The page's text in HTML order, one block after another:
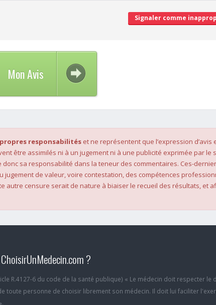
Signaler comme
Mon Avis
responsabilités et ne représentent que l’expression d’avis
être assimilés ni à un jugement ni à une publicité exprimée par le
donc sa responsabilité dans la teneur des commentaires. Ces-
de valeur, voire contestation, des compétences
autre censure serait de nature à biaiser le recueil des résultats, et
?
R.4127-6 du code de la santé publique) « Le médecin doit respecter le
toute personne de choisir librement son médecin. Il doit lui faciliter